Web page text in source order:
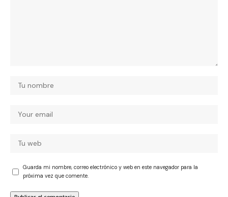
Guarda mi nombre, correo electrónico y web en este navegador para la
próxima vez que comente.